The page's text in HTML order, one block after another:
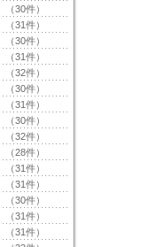
（30件）
（31件）
（30件）
（31件）
（32件）
（30件）
（31件）
（30件）
（32件）
（28件）
（31件）
（31件）
（30件）
（31件）
（31件）